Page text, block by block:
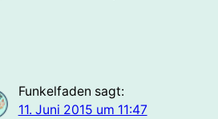
Funkelfaden sagt:
11. Juni 2015 um 11:47